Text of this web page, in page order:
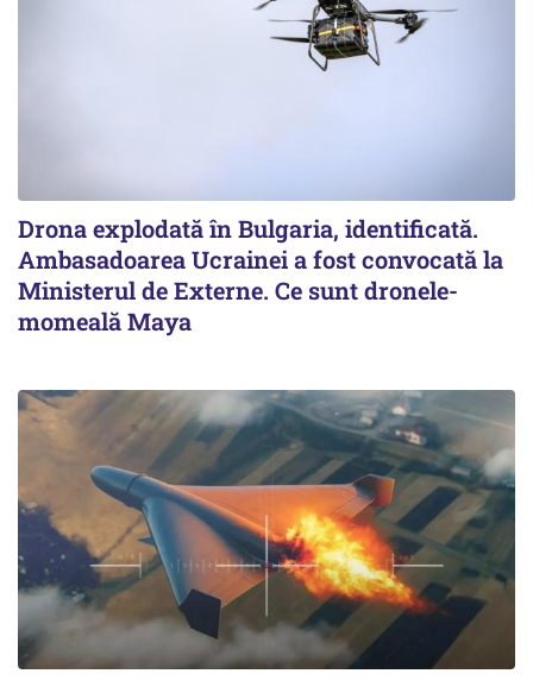
Drona explodată în Bulgaria, identificată.
Ambasadoarea Ucrainei a fost convocată la
Ministerul de Externe. Ce sunt dronele-
momeală Maya